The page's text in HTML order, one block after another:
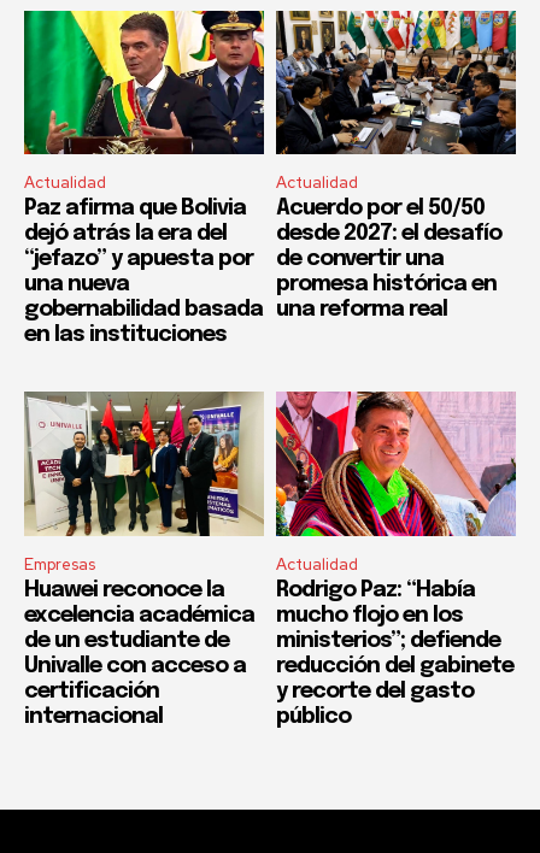
Actualidad
Paz afirma que Bolivia
dejó atrás la era del
“jefazo” y apuesta por
una nueva
gobernabilidad basada
en las instituciones
Actualidad
Acuerdo por el 50/50
desde 2027: el desafío
de convertir una
promesa histórica en
una reforma real
Empresas
Huawei reconoce la
excelencia académica
de un estudiante de
Univalle con acceso a
certificación
internacional
Actualidad
Rodrigo Paz: “Había
mucho flojo en los
ministerios”; defiende
reducción del gabinete
y recorte del gasto
público